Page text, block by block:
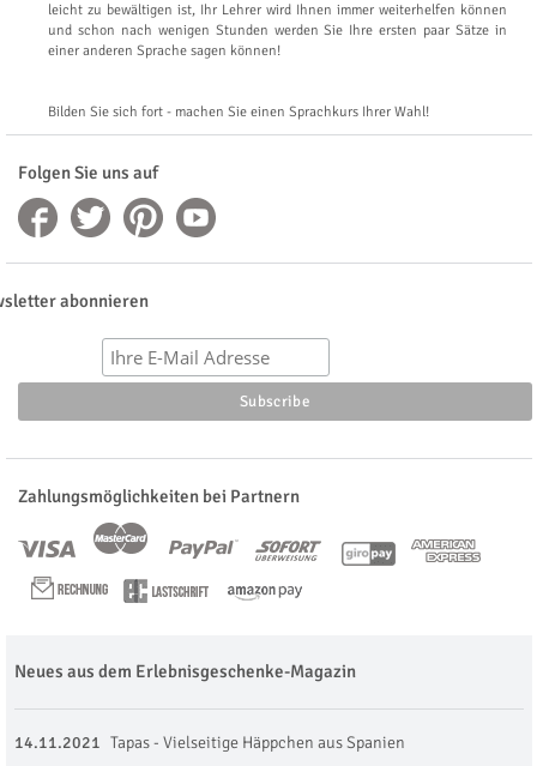
leicht zu bewältigen ist, Ihr Lehrer wird Ihnen immer weiterhelfen können
und schon nach wenigen Stunden werden Sie Ihre ersten paar Sätze in
einer anderen Sprache sagen können!
Bilden Sie sich fort - machen Sie einen Sprachkurs Ihrer Wahl!
Folgen Sie uns auf
abonnieren
Zahlungsmöglichkeiten bei Partnern
Neues aus dem Erlebnisgeschenke-Magazin
14.11.2021 Tapas - Vielseitige Häppchen aus Spanien